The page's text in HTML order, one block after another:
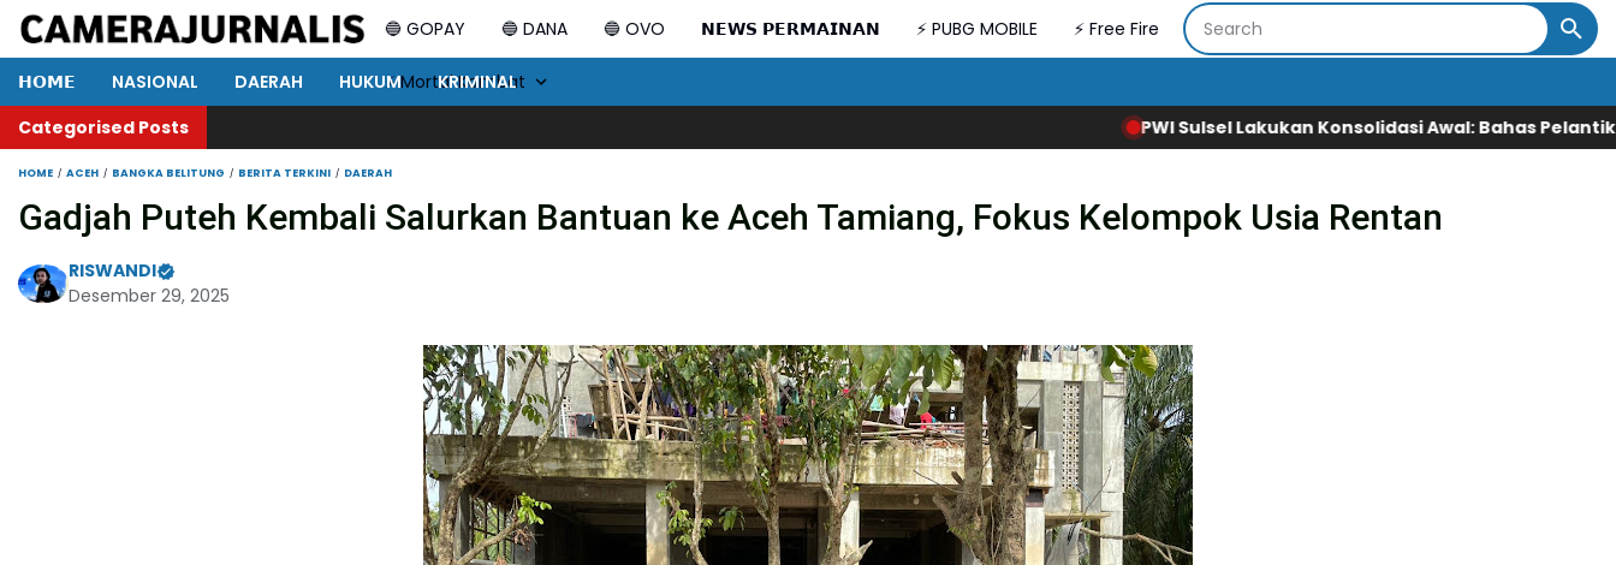
🔵 GOPAY 🔵 DANA 🔵 OVO 𝗡𝗘𝗪𝗦 𝗣𝗘𝗥𝗠𝗔𝗜𝗡𝗔𝗡 ⚡ PUBG MOBILE ⚡ Free Fire
⚡ Mortal Kombat
𝗛𝗢𝗠𝗘 NASIONAL DAERAH HUKUM
KRIMINAL
Categorised Posts
PWI Sulsel Lakukan Konsolidasi Awal: Bahas Pelantikan hingga Agenda
HOME ACEH BANGKA BELITUNG BERITA TERKINI DAERAH
Gadjah Puteh Kembali Salurkan Bantuan ke Aceh Tamiang, Fokus Kelompok Usia Rentan
RISWANDI
Desember 29, 2025